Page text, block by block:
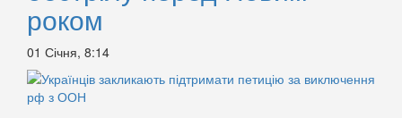
роком
01 Січня, 8:14